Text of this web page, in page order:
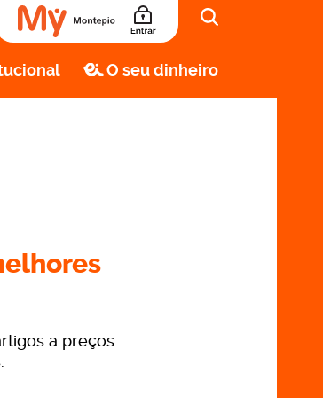
O seu dinheiro
um pedaço de
em produtos tradicionais
de Portugal tem para si.